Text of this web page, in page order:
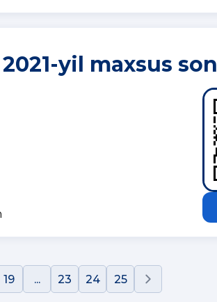
yil maxsus son
19 ... 23 24 25